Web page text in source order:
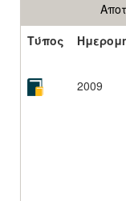
Τύπος
2009